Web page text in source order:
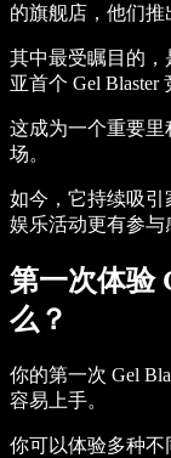
的旗舰店，他们推
其中最受瞩目的，
亚首个 Gel Blaster
这成为一个重要
场。
如今，它持续吸
娱乐活动更有参与
第一次体验
么？
你的第一次 Gel
容易上手。
你可以体验多种不